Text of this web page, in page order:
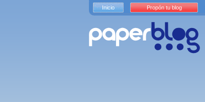
Inicio Propón tu blog